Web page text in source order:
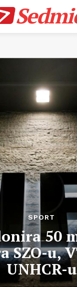
SPORT
50
SZO-u,
UNHCR-u